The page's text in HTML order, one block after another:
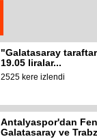
"Galatasaray
19.05 liralar...
2525 kere izlendi
Antalyaspor'dan
Galatasaray ve